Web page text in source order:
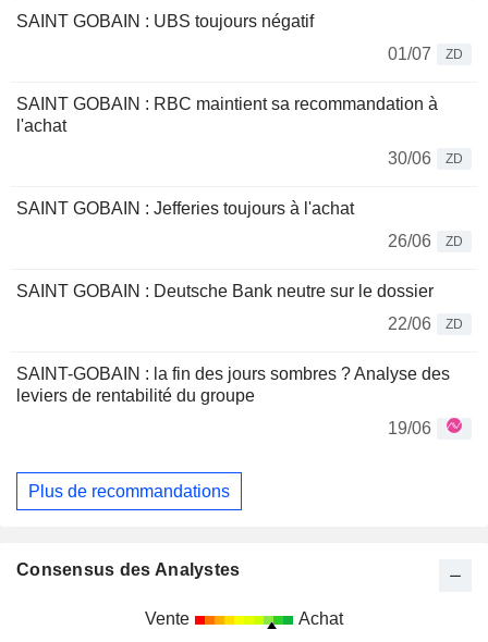
SAINT GOBAIN : UBS toujours négatif
01/07
ZD
SAINT GOBAIN : RBC maintient sa recommandation à
l'achat
30/06
ZD
SAINT GOBAIN : Jefferies toujours à l'achat
26/06
ZD
SAINT GOBAIN : Deutsche Bank neutre sur le dossier
22/06
ZD
SAINT-GOBAIN : la fin des jours sombres ? Analyse des
leviers de rentabilité du groupe
19/06
Plus de recommandations
Consensus des Analystes
Vente Achat